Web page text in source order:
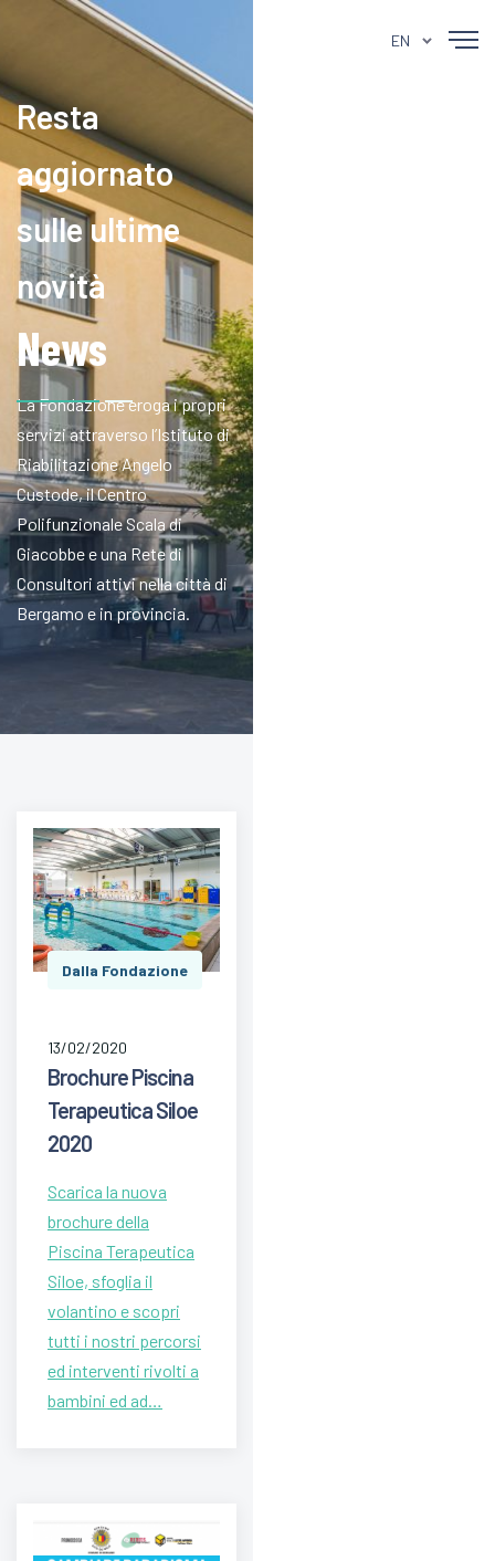
EN
Resta
aggiornato
sulle ultime
novità
News
La Fondazione eroga i propri
servizi attraverso l’Istituto di
Riabilitazione Angelo
Custode, il Centro
Polifunzionale Scala di
Giacobbe e una Rete di
Consultori attivi nella città di
Bergamo e in provincia.
Dalla Fondazione
13/02/2020
Brochure Piscina
Terapeutica Siloe
2020
Scarica la nuova
brochure della
Piscina Terapeutica
Siloe, sfoglia il
volantino e scopri
tutti i nostri percorsi
ed interventi rivolti a
bambini ed ad…